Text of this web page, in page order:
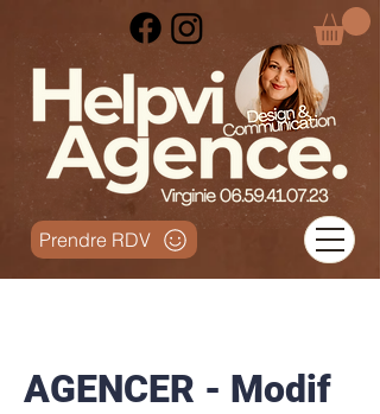
Prendre RDV
AGENCER - Modif